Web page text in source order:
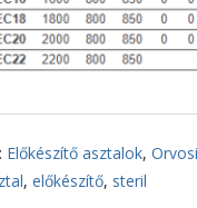
Előkészítő asztalok,
, előkészítő, steril